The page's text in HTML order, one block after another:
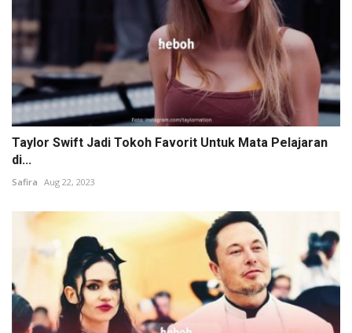
Taylor Swift Jadi Tokoh Favorit Untuk Mata Pelajaran
di...
Safira Aug 22, 2023